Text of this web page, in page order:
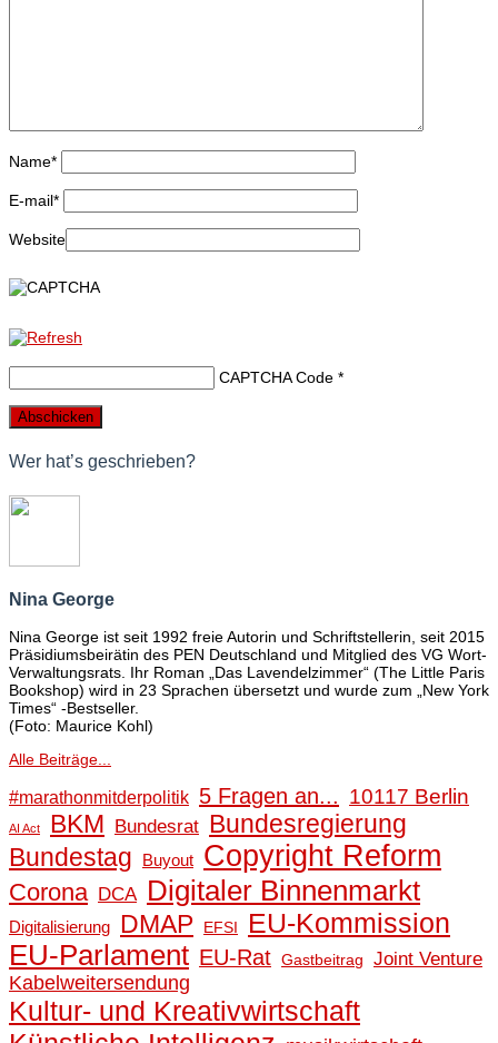
Name*
E-mail*
Website
CAPTCHA Code *
Wer hat’s geschrieben?
Nina George
Nina George ist seit 1992 freie Autorin und Schriftstellerin, seit 2015
Präsidiumsbeirätin des PEN Deutschland und Mitglied des VG Wort-
Verwaltungsrats. Ihr Roman „Das Lavendelzimmer“ (The Little Paris
Bookshop) wird in 23 Sprachen übersetzt und wurde zum „New York
Times“ -Bestseller.
(Foto: Maurice Kohl)
Alle Beiträge...
#marathonmitderpolitik 5 Fragen an... 10117 Berlin
AI Act BKM Bundesrat Bundesregierung
Bundestag
Buyout Copyright Reform
Corona DCA Digitaler Binnenmarkt
Digitalisierung DMAP EFSI EU-Kommission
EU-Parlament EU-Rat Gastbeitrag Joint Venture
Kabelweitersendung
Kultur- und Kreativwirtschaft